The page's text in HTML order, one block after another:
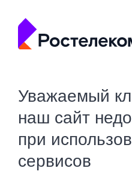
Уважаемый
наш сайт
при
сервисов